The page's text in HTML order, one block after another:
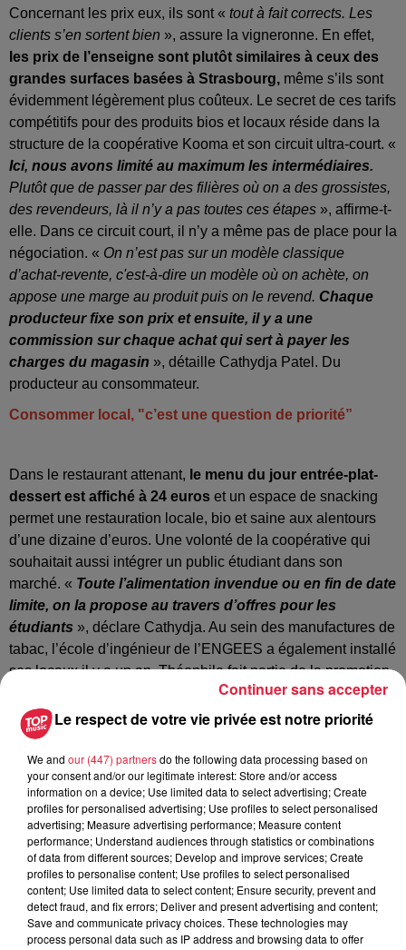
Concernant les prix eux, ils sont « tout à fait corrects. Les
clients s’en sortent bien », assure la vigneronne. En effet,
les prix de l’enseigne sont plutôt similaires à ceux des
grandes surfaces basées à Strasbourg, même s’ils sont
évidemment légèrement plus coûteux. Le secret de ces tarifs
compétitifs pour des produits bios et locaux réside dans la
structure de la coopérative Kooma et son circuit ultra-court. «
Ici, nous avons limité au maximum les intermédiaires.
Plutôt que de passer par des filières où on a des grossistes,
des revendeurs, là il n’y a pas toutes ces étapes », affirme-t-
elle. Dans ce circuit court, il n’y a même pas de place pour la
négociation. « On n’est pas sur un modèle classique
d’achat-revente, c'est-à-dire un modèle où on achète, on
appose une marge au produit puis on le revend. Chaque
producteur fixe son prix et ensuite, il y a une
commission sur chaque achat qui sert à payer les
charges du magasin », détaille Cathydja Patel. Du
producteur au consommateur.
Consommer local, "c’est une question de priorité”
Dans le restaurant attenant, le menu du jour entrée-plat-
dessert est affiché à 24 euros et un espace de snacking
permet une restauration locale, bio et saine aux alentours
d’une dizaine d’euros. Une volonté de la coopérative qui
souhaitait aussi intégrer un public étudiant dans son
marché. « Toute l’alimentation invendue ou en fin de date
limite, on la propose au travers d’offres pour les
étudiants », déclare Cathydja. Au sein des manufactures de
tabac, l’école d’ingénieur de l’ENGEES a également installé
ses locaux il y a un an. Théophile fait partie de la promotion
et il vient faire ses courses alimentaires chez Kooma. Le prix
plus élevé que dans les supermarchés classiques ne le
dérange pas. «
mesure du possible. C’est sûr que ça coûte plus cher de
faire ses courses ici.Mais c’est un choix. Quand on est
étudiant, on sort régulièrement, on boit des bières...
Alors acheter local, c’est une question de priorité
assène-t-il. Question de priorité plus que de budget selon
Théophile. Mais au sein de la coopérative la question
financière est ailleurs. «On est quand même sur des prix qui
sont très justes et qui rémunèrent les producteurs à leur
juste valeur», conclut la coordinatrice de Kooma.
Le respect de votre vie privée est notre priorité
We and our (447) partnersdo the following data processing based on
your consent and/or our legitimate interest: Store and/or access
information on a device; Use limited data to select advertising; Create
profiles for personalised advertising; Use profiles to select personalised
advertising; Measure advertising performance; Measure content
performance; Understand audiences through statistics or combinations
of data from different sources; Develop and improve services; Create
profiles to personalise content; Use profiles to select personalised
content; Use limited data to select content; Ensure security, prevent and
detect fraud, and fix errors; Deliver and present advertising and content;
Save and communicate privacy choices. These technologies may
process personal data such as IP address and browsing data to offer
Continuer sans accepter